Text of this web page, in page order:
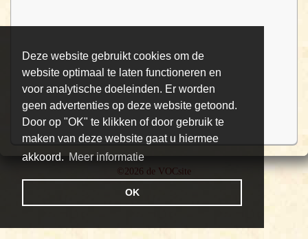
Deze website gebruikt cookies om de
website optimaal te laten functioneren en
voor analytische doeleinden. Er worden
geen advertenties op deze website getoond.
Door op "OK" te klikken of door gebruik te
maken van deze website gaat u hiermee
akkoord. Meer informatie
OK
©2026 de VOCsite